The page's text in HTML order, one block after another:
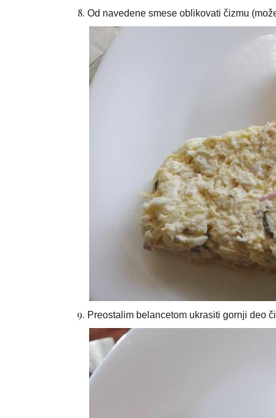
Od navedene smese oblikovati čizmu
Preostalim belancetom ukrasiti gornji deo